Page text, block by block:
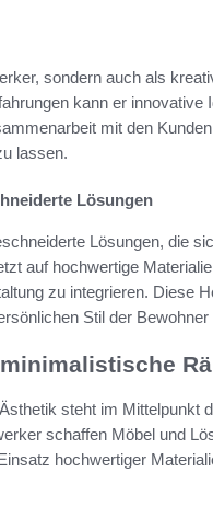
sondern auch als
kann er innovative
mit den
lassen.
Lösungen
Lösungen, die
auf hochwertige
zu integrieren. Diese
Stil der Bewohner
steht im Mittelpunkt
schaffen Möbel und
hochwertiger